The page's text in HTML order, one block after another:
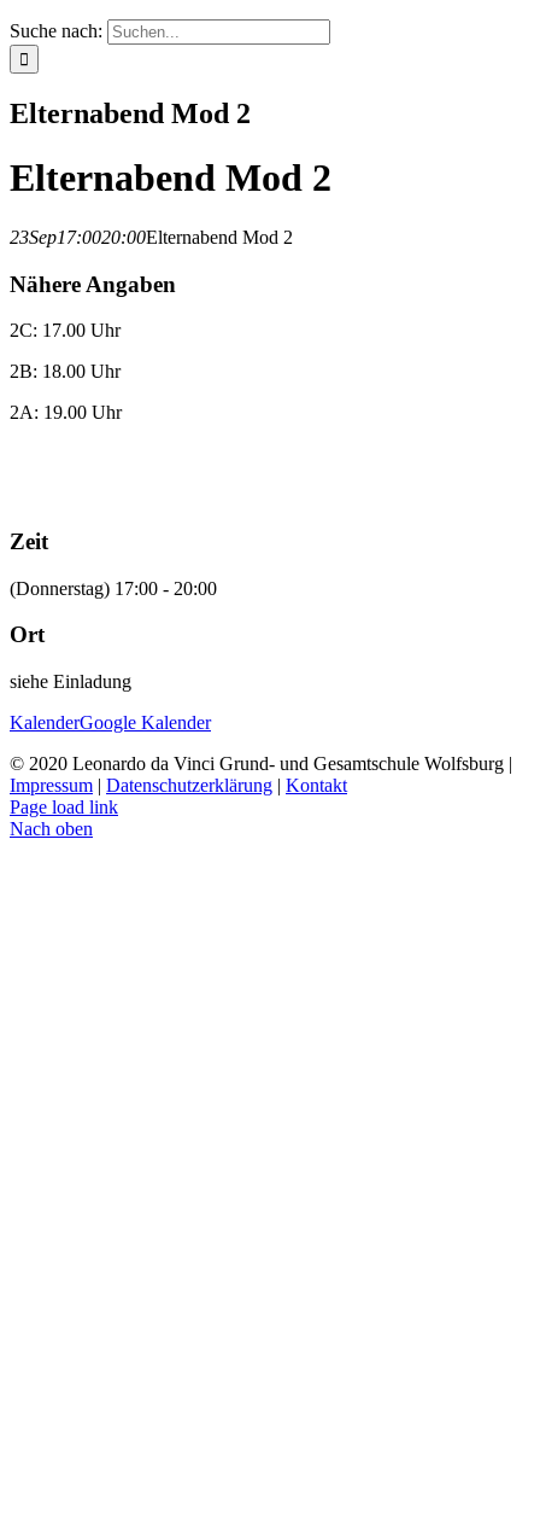
Suche nach:
Elternabend Mod 2
Elternabend Mod 2
23Sep17:0020:00Elternabend Mod 2
Nähere Angaben
2C: 17.00 Uhr
2B: 18.00 Uhr
2A: 19.00 Uhr
Zeit
(Donnerstag) 17:00 - 20:00
Ort
siehe Einladung
KalenderGoogle Kalender
© 2020 Leonardo da Vinci Grund- und Gesamtschule Wolfsburg |
Impressum | Datenschutzerklärung | Kontakt
Page load link
Nach oben